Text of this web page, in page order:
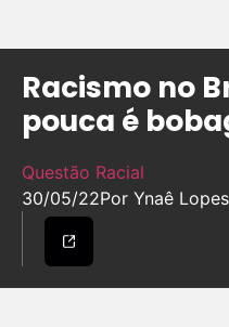
Racismo no
pouca é
Questão Racial
30/05/22Por Ynaê